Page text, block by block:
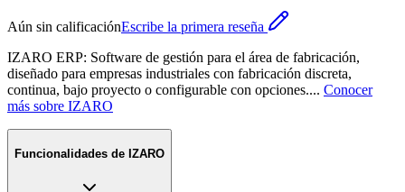
Aún sin calificaciónEscribe la primera reseña
IZARO ERP: Software de gestión para el área de fabricación,
diseñado para empresas industriales con fabricación discreta,
continua, bajo proyecto o configurable con opciones.... Conocer
más sobre IZARO
Funcionalidades de IZARO